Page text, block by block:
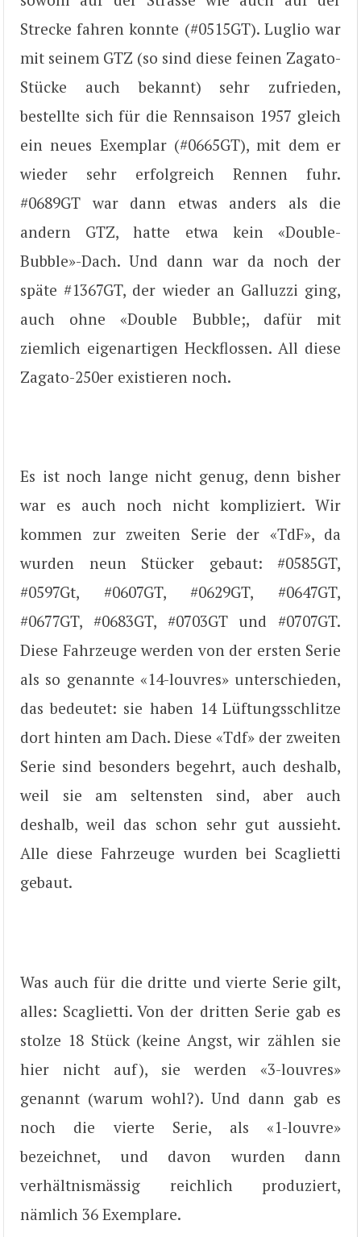
Strecke fahren konnte (#0515GT). Luglio war
mit seinem GTZ (so sind diese feinen Zagato-
Stücke auch bekannt) sehr zufrieden,
bestellte sich für die Rennsaison 1957 gleich
ein neues Exemplar (#0665GT), mit dem er
wieder sehr erfolgreich Rennen fuhr.
#0689GT war dann etwas anders als die
andern GTZ, hatte etwa kein «Double-
Bubble»-Dach. Und dann war da noch der
späte #1367GT, der wieder an Galluzzi ging,
auch ohne «Double Bubble;, dafür mit
ziemlich eigenartigen Heckflossen. All diese
Zagato-250er existieren noch.
Es ist noch lange nicht genug, denn bisher
war es auch noch nicht kompliziert. Wir
kommen zur zweiten Serie der «TdF», da
wurden neun Stücker gebaut: #0585GT,
#0597Gt, #0607GT, #0629GT, #0647GT,
#0677GT, #0683GT, #0703GT und #0707GT.
Diese Fahrzeuge werden von der ersten Serie
als so genannte «14-louvres» unterschieden,
das bedeutet: sie haben 14 Lüftungsschlitze
dort hinten am Dach. Diese «Tdf» der zweiten
Serie sind besonders begehrt, auch deshalb,
weil sie am seltensten sind, aber auch
deshalb, weil das schon sehr gut aussieht.
Alle diese Fahrzeuge wurden bei Scaglietti
gebaut.
Was auch für die dritte und vierte Serie gilt,
alles: Scaglietti. Von der dritten Serie gab es
stolze 18 Stück (keine Angst, wir zählen sie
hier nicht auf), sie werden «3-louvres»
genannt (warum wohl?). Und dann gab es
noch die vierte Serie, als «1-louvre»
bezeichnet, und davon wurden dann
verhältnismässig reichlich produziert,
nämlich 36 Exemplare.